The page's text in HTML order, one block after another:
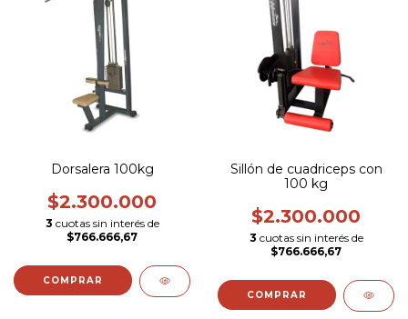
Dorsalera 100kg
$2.300.000
3 cuotas sin interés de
$766.666,67
Sillón de cuadriceps con
100 kg
$2.300.000
3 cuotas sin interés de
$766.666,67